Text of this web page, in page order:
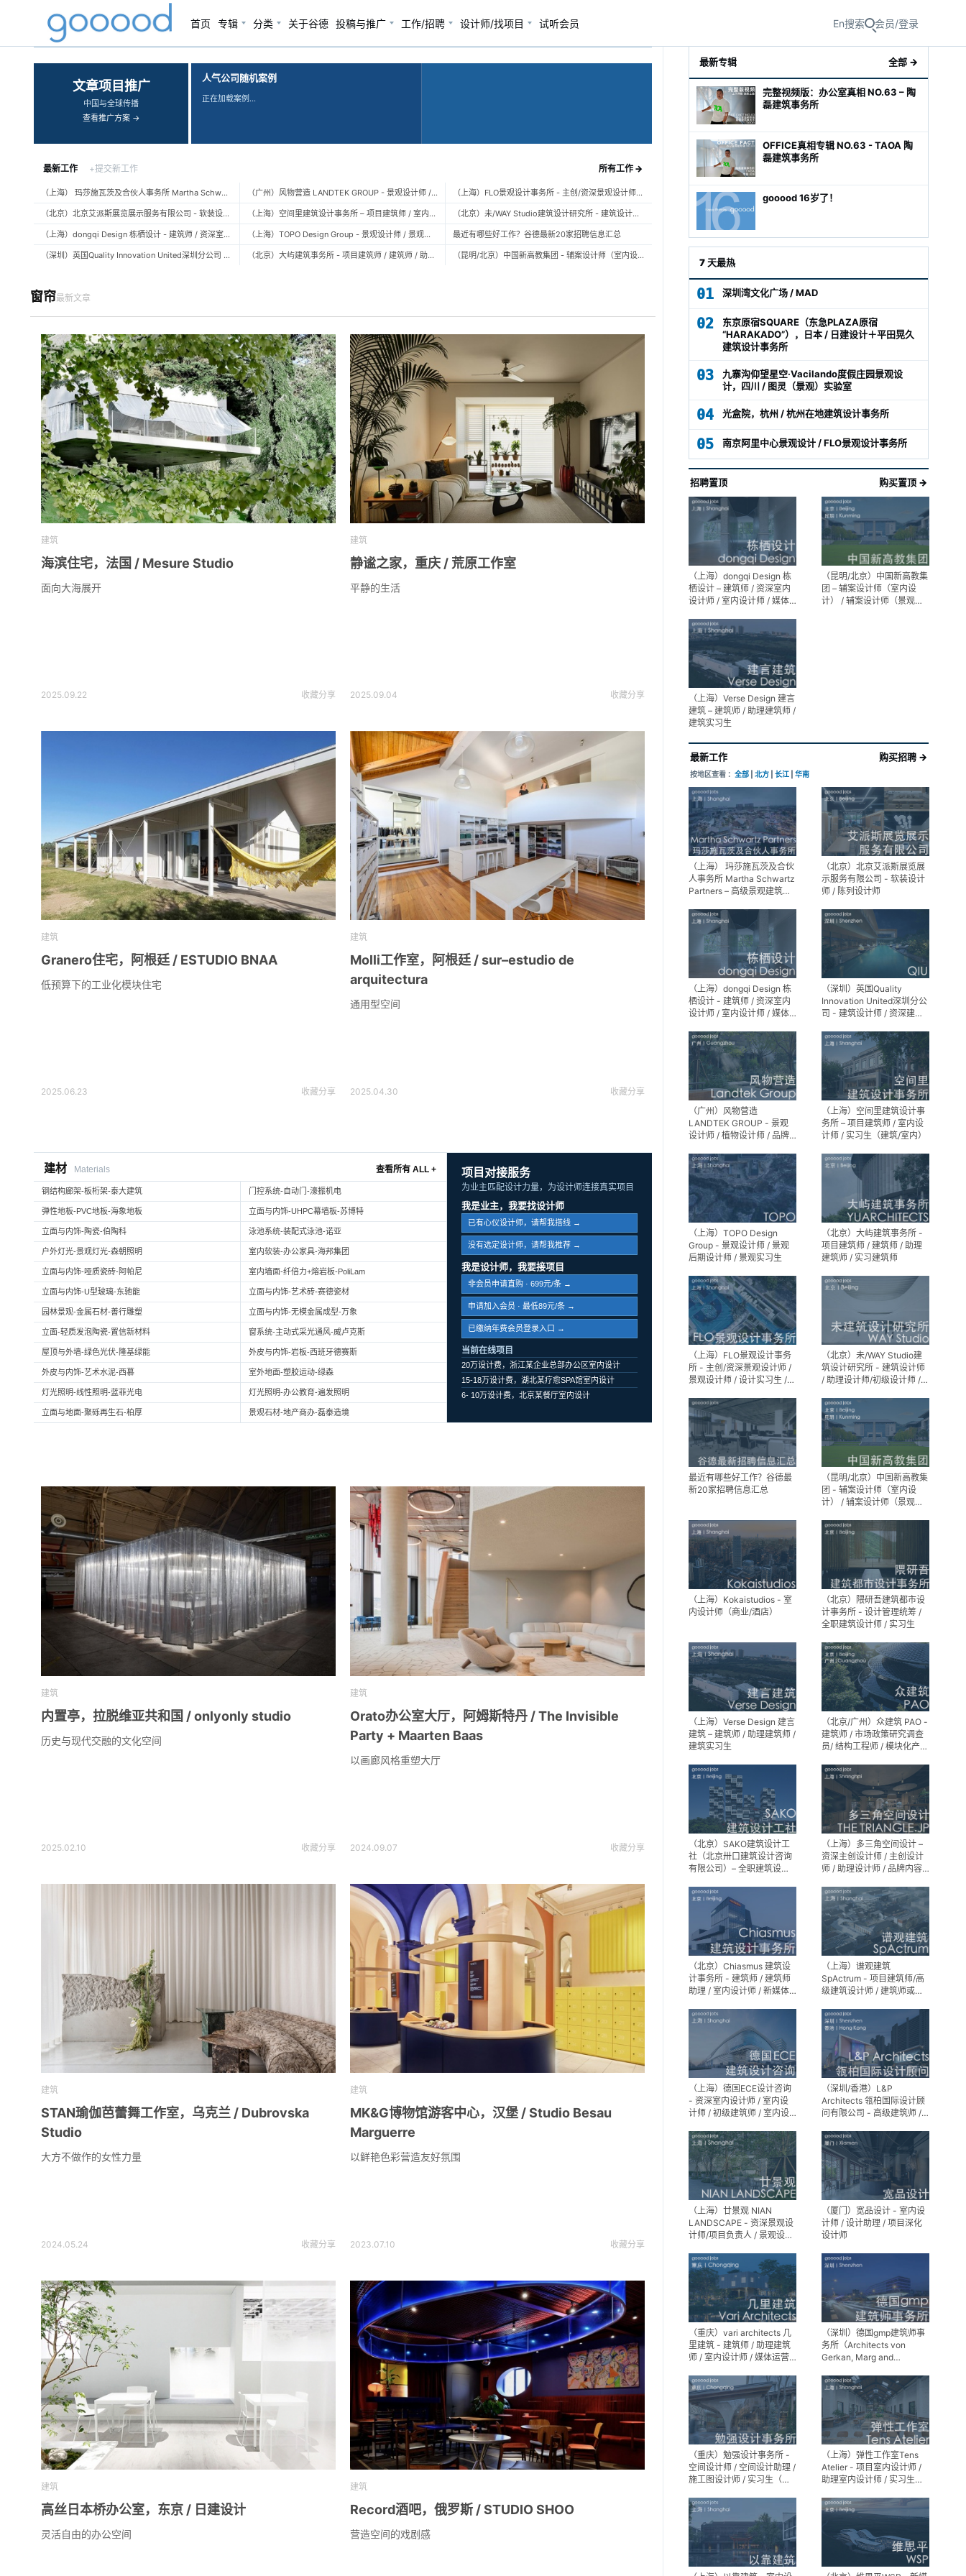
首页 专辑 分类 关于谷德 投稿与推广 工作/招聘 设计师/找项目 试听会员 En搜索 会员/登录
‹ ›
文章项目推广
中国与全球传播
查看推广方案 →
人气公司随机案例
正在加载案例…
最新工作 +提交新工作 所有工作 →
（上海） 玛莎施瓦茨及合伙人事务所 Martha Schwartz Partners – 高级景观建筑师 Senior Landscape Designer / 景观建筑师 Landscape Designer
（北京）北京艾派斯展览展示服务有限公司 - 软装设计师 / 陈列设计师
（上海）dongqi Design 栋栖设计 - 建筑师 / 资深室内设计师 / 室内设计师 / 媒体及公共关系主管 / 设计实习生（常年招聘）
（深圳）英国Quality Innovation United深圳分公司 - 建筑设计师 / 资深建筑设计师 / 室内设计师 / 设计实习生
（广州）风物营造 LANDTEK GROUP - 景观设计师 / 植物设计师 / 品牌运营 / 实习生
（上海）空间里建筑设计事务所 – 项目建筑师 / 室内设计师 / 实习生（建筑/室内）
（上海）TOPO Design Group - 景观设计师 / 景观后期设计师 / 景观实习生
（北京）大屿建筑事务所 - 项目建筑师 / 建筑师 / 助理建筑师 / 实习建筑师
（上海）FLO景观设计事务所 - 主创/资深景观设计师 / 景观设计师 / 设计实习生 / 商务行政助理 / 助理施工图设计师
（北京）未/WAY Studio建筑设计研究所 - 建筑设计师 / 助理设计师/初级设计师 / 实习生 / 办公室行政与商务助理
最近有哪些好工作？谷德最新20家招聘信息汇总
（昆明/北京）中国新高教集团 - 辅案设计师（室内设计） / 辅案设计师（景观设计）/ 生活空间组长/教学空间组长 / 平面设计高级经理 / 展陈设计高级经理
窗帘最新文章
建筑
海滨住宅，法国 / Mesure Studio
面向大海展开
2025.09.22 收藏分享
建筑
静谧之家，重庆 / 荒原工作室
平静的生活
2025.09.04 收藏分享
建筑
Granero住宅，阿根廷 / ESTUDIO BNAA
低预算下的工业化模块住宅
2025.06.23 收藏分享
建筑
Molli工作室，阿根廷 / sur–estudio de
arquitectura
通用型空间
2025.04.30 收藏分享
建材 Materials 查看所有 ALL +
钢结构廊架-板桁架-泰大建筑 门控系统-自动门-濠振机电
弹性地板-PVC地板-海象地板 立面与内饰-UHPC幕墙板-苏博特
立面与内饰-陶瓷-伯陶科 泳池系统-装配式泳池-诺亚
户外灯光-景观灯光-森朝照明 室内软装-办公家具-海邦集团
立面与内饰-哑质瓷砖-阿帕尼 室内墙面-纤倍力+熔岩板-PoliLam
立面与内饰-U型玻璃-东驰能 立面与内饰-艺术砖-赛德瓷材
园林景观-金属石材-善行雕塑 立面与内饰-无模金属成型-万象
立面-轻质发泡陶瓷-置信新材料 窗系统-主动式采光通风-威卢克斯
屋顶与外墙-绿色光伏-隆基绿能 外皮与内饰-岩板-西班牙德赛斯
外皮与内饰-艺术水泥-西慕 室外地面-塑胶运动-绿森
灯光照明-线性照明-蓝菲光电 灯光照明-办公教育-遍发照明
立面与地面-聚砾再生石-柏厚 景观石材-地产商办-磊泰造境
项目对接服务
为业主匹配设计力量，为设计师连接真实项目
我是业主，我要找设计师
已有心仪设计师，请帮我搭线 →
没有选定设计师，请帮我推荐 →
我是设计师，我要接项目
非会员申请直购 · 699元/条 →
申请加入会员 · 最低89元/条 →
已缴纳年费会员登录入口 →
当前在线项目
20万设计费，浙江某企业总部办公区室内设计
15-18万设计费，湖北某疗愈SPA馆室内设计
6- 10万设计费，北京某餐厅室内设计
建筑
内置亭，拉脱维亚共和国 / onlyonly studio
历史与现代交融的文化空间
2025.02.10 收藏分享
建筑
Orato办公室大厅，阿姆斯特丹 / The Invisible
Party + Maarten Baas
以画廊风格重塑大厅
2024.09.07 收藏分享
建筑
STAN瑜伽芭蕾舞工作室，乌克兰 / Dubrovska
Studio
大方不做作的女性力量
2024.05.24 收藏分享
建筑
MK&G博物馆游客中心，汉堡 / Studio Besau
Marguerre
以鲜艳色彩营造友好氛围
2023.07.10 收藏分享
建筑
高丝日本桥办公室，东京 / 日建设计
灵活自由的办公空间
建筑
Record酒吧，俄罗斯 / STUDIO SHOO
营造空间的戏剧感
最新专辑 全部 →
完整视频版：办公室真相 NO.63 – 陶
磊建筑事务所
OFFICE真相专辑 NO.63 - TAOA 陶
磊建筑事务所
gooood 16岁了！
7 天最热
01 深圳湾文化广场 / MAD
02
东京原宿SQUARE（东急PLAZA原宿
“HARAKADO”），日本 / 日建设计＋平田晃久
建筑设计事务所
03
九寨沟仰望星空·Vacilando度假庄园景观设
计，四川 / 图灵（景观）实验室
04 光盒院，杭州 / 杭州在地建筑设计事务所
05 南京阿里中心景观设计 / FLO景观设计事务所
招聘置顶 购买置顶 →
（上海）dongqi Design 栋
栖设计 – 建筑师 / 资深室内
设计师 / 室内设计师 / 媒体
生（常年招聘）
（昆明/北京）中国新高教集
团 – 辅案设计师（室内设
计） / 辅案设计师（景观设
（上海）Verse Design 建言
建筑 – 建筑师 / 助理建筑师 /
建筑实习生
最新工作 购买招聘 →
按地区查看 ： 全部 北方 长江 华南
（上海） 玛莎施瓦茨及合伙
人事务所 Martha Schwartz
Partners – 高级景观建筑师
Designer / 景观建筑师
Landscape Designer
（北京）北京艾派斯展览展
示服务有限公司 - 软装设计
师 / 陈列设计师
（上海）dongqi Design 栋
栖设计 - 建筑师 / 资深室内
设计师 / 室内设计师 / 媒体
生（常年招聘）
（深圳）英国Quality
Innovation United深圳分公
司 - 建筑设计师 / 资深建筑
实习生
（广州）风物营造
LANDTEK GROUP - 景观
设计师 / 植物设计师 / 品牌
（上海）空间里建筑设计事
务所 – 项目建筑师 / 室内设
计师 / 实习生（建筑/室内）
（上海）TOPO Design
Group - 景观设计师 / 景观
后期设计师 / 景观实习生
（北京）大屿建筑事务所 -
项目建筑师 / 建筑师 / 助理
建筑师 / 实习建筑师
（上海）FLO景观设计事务
所 - 主创/资深景观设计师 /
景观设计师 / 设计实习生 /
设计师
（北京）未/WAY Studio建
筑设计研究所 - 建筑设计师
/ 助理设计师/初级设计师 /
助理
最近有哪些好工作？谷德最
新20家招聘信息汇总
（昆明/北京）中国新高教集
团 - 辅案设计师（室内设
计） / 辅案设计师（景观设
间组长 / 平面设计高级经理 /
展陈设计高级经理
（上海）Kokaistudios - 室
内设计师（商业/酒店）
（北京）隈研吾建筑都市设
计事务所 - 设计管理统筹 /
全职建筑设计师 / 实习生
（上海）Verse Design 建言
建筑 – 建筑师 / 助理建筑师 /
建筑实习生
（北京/广州）众建筑 PAO -
建筑师 / 市场政策研究调查
员/ 结构工程师 / 模块化产品
师 / 机电工程师 / 实习生
（北京）SAKO建筑设计工
社（北京卅口建筑设计咨询
有限公司）– 全职建筑设计
（上海）多三角空间设计 –
资深主创设计师 / 主创设计
师 / 助理设计师 / 品牌内容
（北京）Chiasmus 建筑设
计事务所 - 建筑师 / 建筑师
助理 / 室内设计师 / 新媒体
（上海）谱观建筑
SpActrum - 项目建筑师/高
级建筑设计师 / 建筑师或助
媒体助理 / 实习生（建筑设
计/媒体，长期有效）
（上海）德国ECE设计咨询
- 资深室内设计师 / 室内设
计师 / 初级建筑师 / 室内设
习生
（深圳/香港）L&P
Architects 瓴柏国际设计顾
问有限公司 - 高级建筑师 /
精装设计师
（上海）廿景观 NIAN
LANDSCAPE - 资深景观设
计师/项目负责人 / 景观设计
（厦门）宽品设计 - 室内设
计师 / 设计助理 / 项目深化
设计师
（重庆）vari architects 几
里建筑 - 建筑师 / 助理建筑
师 / 室内设计师 / 媒体运营
（深圳）德国gmp建筑师事
务所（Architects von
Gerkan, Marg and
（重庆）勉强设计事务所 -
空间设计师 / 空间设计助理 /
施工图设计师 / 实习生（长
（上海）弹性工作室Tens
Atelier - 项目室内设计师 /
助理室内设计师 / 实习生